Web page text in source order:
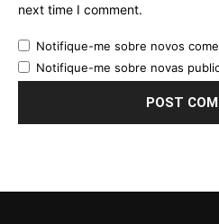
next time I comment.
Notifique-me sobre novos
Notifique-me sobre novas